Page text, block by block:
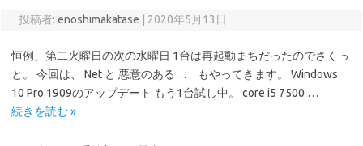
投稿者: enoshimakatase 2020年5月13日
恒例、第二火曜日の次の水曜日 1台は再起動まちだったのでさくっ
と。 今回は、.Net と 悪意のある… もやってきます。 Windows
10 Pro 1909のアップデート もう1台試し中。 core i5 7500 …
続きを読む »